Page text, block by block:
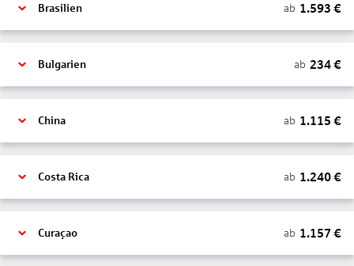
Brasilien ab 1.593 €
Bulgarien ab 234€
China ab 1.115 €
Costa Rica ab 1.240€
Curaçao ab 1.157 €